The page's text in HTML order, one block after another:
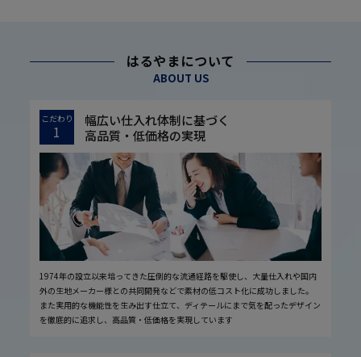
はるやまについて
ABOUT US
こだわり
1
幅広い仕入れ体制に基づく
高品質・低価格の実現
1974年の設立以来培ってきた圧倒的な流通経路を駆使し、大量仕入れや国内
外の生地メーカー様との共同開発などで素材の低コスト化に成功しました。
また実用的な機能性を生み出す仕立て、ディテールにまで気を配ったデザイン
を徹底的に追求し、高品質・低価格を実現しています